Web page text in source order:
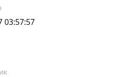
03:57:57